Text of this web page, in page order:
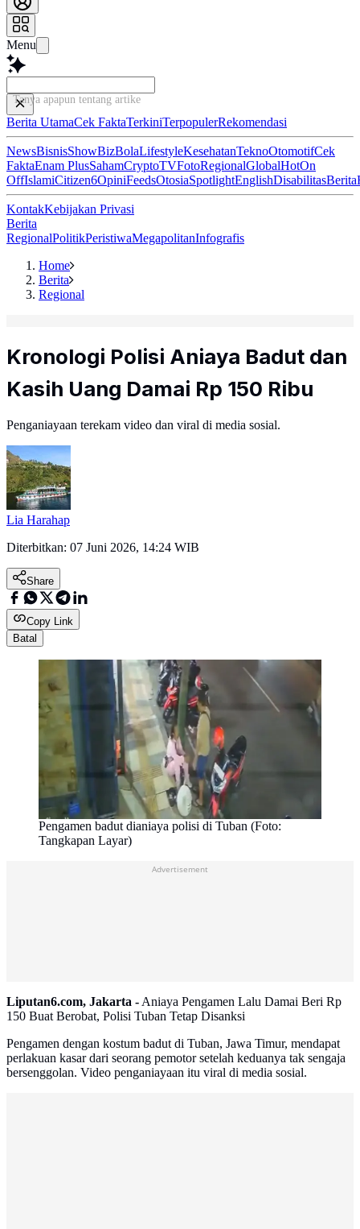
Menu
Tanya apapun tentang artikel ini...
Berita UtamaCek FaktaTerkiniTerpopulerRekomendasi
NewsBisnisShowBizBolaLifestyleKesehatanTeknoOtomotifCek
FaktaEnam PlusSahamCryptoTVFotoRegionalGlobalHotOn
OffIslamiCitizen6OpiniFeedsOtosiaSpotlightEnglishDisabilitasBerita
KontakKebijakan Privasi
Berita
RegionalPolitikPeristiwaMegapolitanInfografis
Home
Berita
Regional
Kronologi Polisi Aniaya Badut dan
Kasih Uang Damai Rp 150 Ribu
Penganiayaan terekam video dan viral di media sosial.
Lia Harahap
Diterbitkan: 07 Juni 2026, 14:24 WIB
Share
Copy Link
Batal
Pengamen badut dianiaya polisi di Tuban (Foto:
Tangkapan Layar)
Advertisement
Liputan6.com, Jakarta -Aniaya Pengamen Lalu Damai Beri Rp
150 Buat Berobat, Polisi Tuban Tetap Disanksi
Pengamen dengan kostum badut di Tuban, Jawa Timur, mendapat
perlakuan kasar dari seorang pemotor setelah keduanya tak sengaja
bersenggolan. Video penganiayaan itu viral di media sosial.